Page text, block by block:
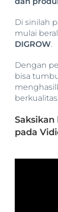
Di sinilah
mulai
DIGROW.
Dengan
bisa
Saksikan
pada